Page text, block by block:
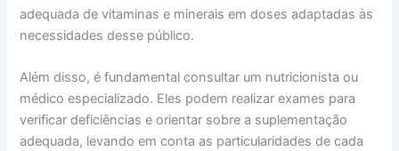
adequada de vitaminas e minerais em doses adaptadas às
necessidades desse público.
Além disso, é fundamental consultar um nutricionista ou
médico especializado. Eles podem realizar exames para
verificar deficiências e orientar sobre a suplementação
adequada, levando em conta as particularidades de cada